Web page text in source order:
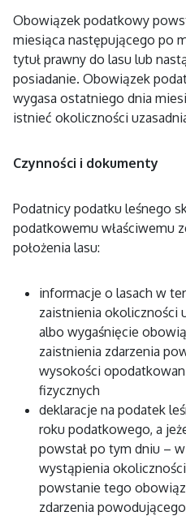
Obowiązek podatkowy
miesiąca następującego po
tytuł prawny do lasu lub
posiadanie. Obowiązek
wygasa ostatniego dnia
istnieć okoliczności
Czynności i dokumenty
Podatnicy podatku leśnego
podatkowemu właściwemu
położenia lasu:
informacje o lasach w
zaistnienia okoliczności
albo wygaśnięcie
zaistnienia zdarzenia
wysokości
fizycznych
deklaracje na podatek
roku podatkowego, a
powstał po tym dniu –
wystąpienia
powstanie tego
zdarzenia